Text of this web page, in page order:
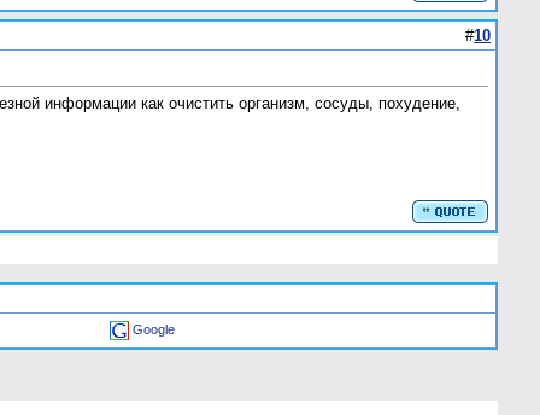
#10
информации как очистить организм, сосуды, похудение,
Google